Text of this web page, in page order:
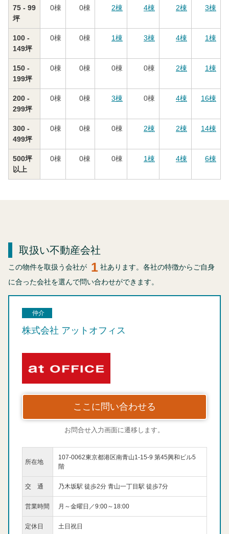
75 - 99
坪
0棟 0棟 2棟 4棟 2棟 3棟
100 -
149坪
0棟 0棟 1棟 3棟 4棟 1棟
150 -
199坪
0棟 0棟 0棟 0棟 2棟 1棟
200 -
299坪
0棟 0棟 3棟 0棟 4棟 16棟
300 -
499坪
0棟 0棟 0棟 2棟 2棟 14棟
500坪
以上
0棟 0棟 0棟 1棟 4棟 6棟
取扱い不動産会社
この物件を取扱う会社が 1 社あります。各社の特徴からご自身
に合った会社を選んで問い合わせができます。
仲介
株式会社 アットオフィス
ここに問い合わせる
お問合せ入力画面に遷移します。
所在地
107-0062東京都港区南青山1-15-9 第45興和ビル5
階
交 通 乃木坂駅 徒歩2分 青山一丁目駅 徒歩7分
営業時間 月～金曜日／9:00～18:00
定休日 土日祝日